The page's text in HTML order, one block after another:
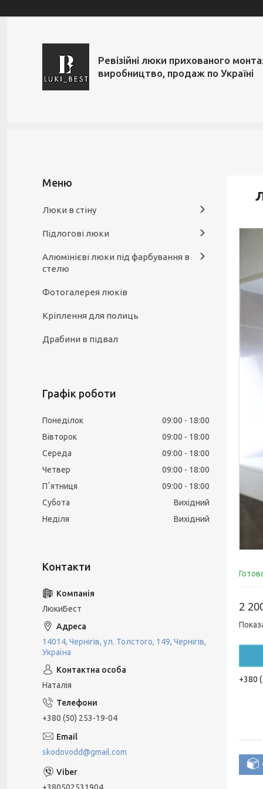
Ревізійні люки прихованого
виробництво, продаж по Україні
2
+380
Люки в стіну
Підлогові люки
Алюмінієві люки під фарбування в
стелю
Фотогалерея люків
Кріплення для полиць
Драбини в підвал
Графік роботи
Понеділок 09:00
18:00
Вівторок
09:00
18:00
Середа
09:00
18:00
Четвер
09:00
18:00
Пʼятниця
09:00
18:00
Субота
Вихідний
Неділя
Вихідний
ЛюкиБест
14014, Чернігів, ул. Толстого, 149, Чернігів,
Україна
Наталія
+380 (50) 253-19-04
skodovodd@gmail.com